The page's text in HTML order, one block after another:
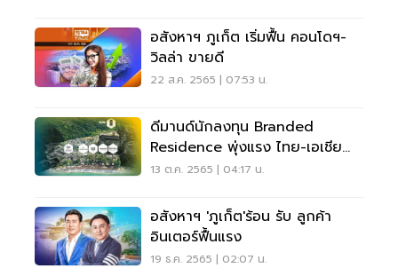
อสังหาฯ ภูเก็ต เริ่มฟื้น คอนโดฯ-
วิลล่า ขายดี
22 ส.ค. 2565 | 07:53 น.
ดีมานด์นักลงทุน Branded
Residence พุ่งแรง ไทย-เอเชีย
เมืองเป้าหมาย
13 ต.ค. 2565 | 04:17 น.
อสังหาฯ 'ภูเก็ต'ร้อน รับ ลูกค้า
อินเตอร์ฟื้นแรง
19 ธ.ค. 2565 | 02:07 น.